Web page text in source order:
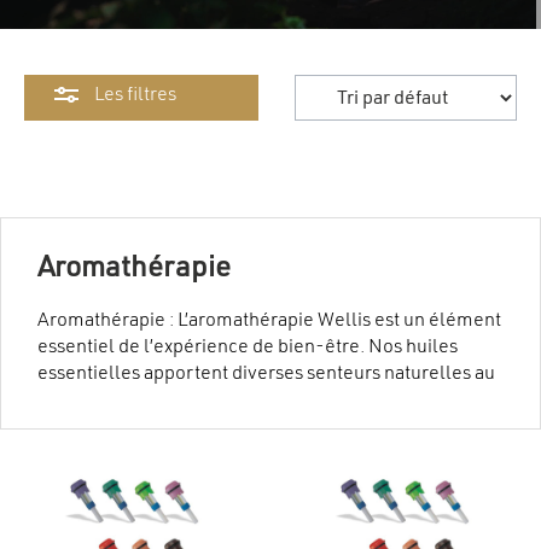
Les filtres
Aromathérapie
Aromathérapie : L’aromathérapie Wellis est un élément
essentiel de l’expérience de bien-être. Nos huiles
essentielles apportent diverses senteurs naturelles au